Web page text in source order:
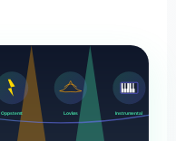
Oppstemt Lovløs Instrumental